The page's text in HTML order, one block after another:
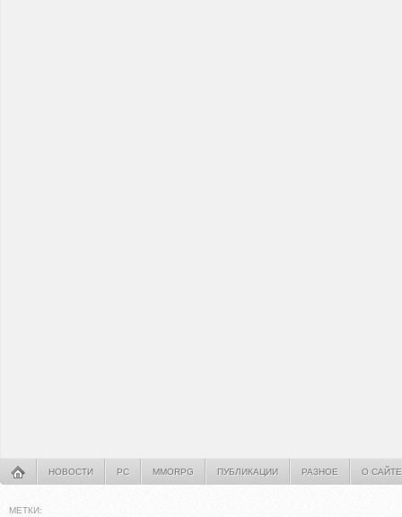
НОВОСТИ PC MMORPG ПУБЛИКАЦИИ РАЗНОЕ О САЙТЕ
МЕТКИ: